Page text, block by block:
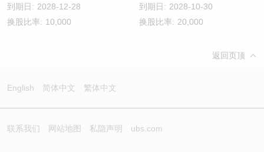
到期日: 2028-12-28
换股比率: 10,000
到期日: 2028-10-30
换股比率: 20,000
返回页顶
English 简体中文 繁体中文
联系我们 网站地图 私隐声明 ubs.com